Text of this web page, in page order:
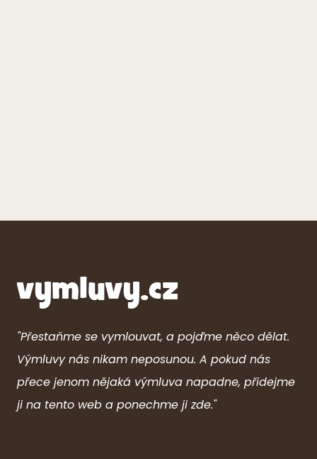
"Přestaňme se vymlouvat, a pojďme něco dělat.
Výmluvy nás nikam neposunou. A pokud nás
přece jenom nějaká výmluva napadne, přidejme
ji na tento web a ponechme ji zde."